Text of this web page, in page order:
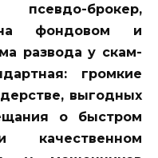
брокер,
фондовом и
развода у скам-
громкие
выгодных
о быстром